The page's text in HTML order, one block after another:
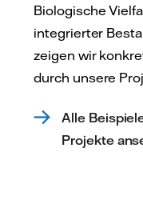
Biologische
integrierter
zeigen wir
durch unsere
Alle
Projekte